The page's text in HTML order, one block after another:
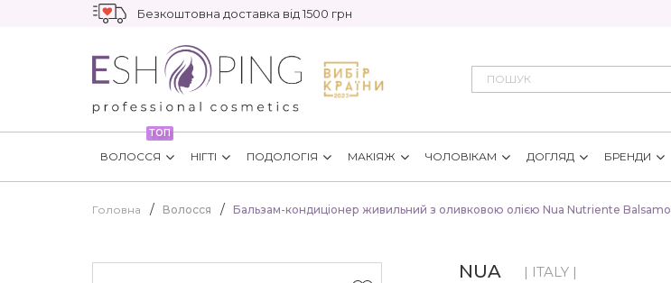
Безкоштовна доставка від 1500 грн
ТОП
ВОЛОССЯ НІГТІ ПОДОЛОГІЯ МАКІЯЖ ЧОЛОВІКАМ ДОГЛЯД БРЕНДИ
Головна Волосся Бальзам-кондиціонер живильний з оливковою олією Nua Nutriente Balsamo
NUA | ITALY |